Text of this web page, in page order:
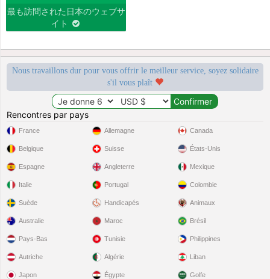
最も訪問された日本のウェブサ
イト
Nous travaillons dur pour vous offrir le meilleur service, soyez solidaire
s'il vous plaît
Rencontres par pays
France
Belgique
Espagne
Italie
Suède
Allemagne
Suisse
Angleterre
Portugal
Handicapés
Canada
États-Unis
Mexique
Colombie
Animaux
Australie
Pays-Bas
Autriche
Japon
Maroc
Tunisie
Algérie
Égypte
Brésil
Philippines
Liban
Golfe